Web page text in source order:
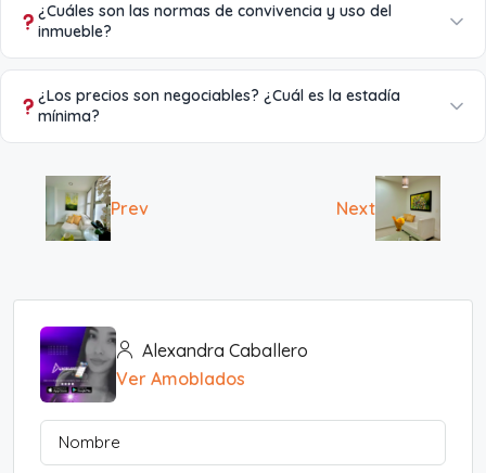
¿Cuáles son las normas de convivencia y uso del
inmueble?
¿Los precios son negociables? ¿Cuál es la estadía
mínima?
Prev Next
Alexandra Caballero
Ver Amoblados